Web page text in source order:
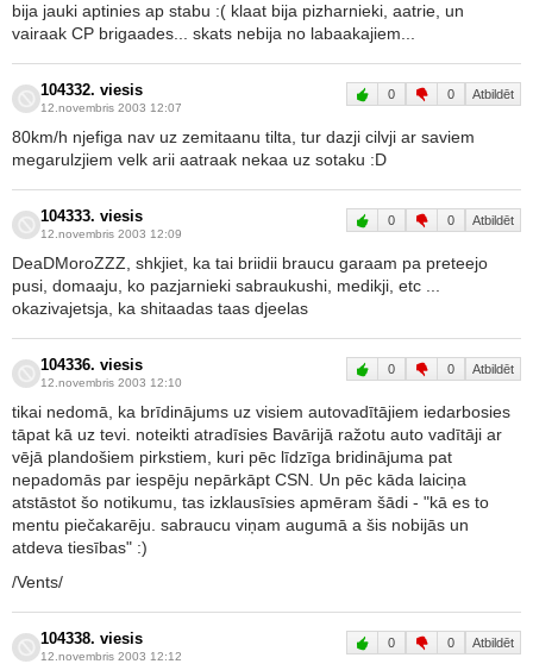
bija jauki aptinies ap stabu :( klaat bija pizharnieki, aatrie, un
vairaak CP brigaades... skats nebija no labaakajiem...
104332. viesis
12.novembris 2003 12:07
0 0 Atbildēt
80km/h njefiga nav uz zemitaanu tilta, tur dazji cilvji ar saviem
megarulzjiem velk arii aatraak nekaa uz sotaku :D
104333. viesis
12.novembris 2003 12:09
0 0 Atbildēt
DeaDMoroZZZ, shkjiet, ka tai briidii braucu garaam pa preteejo
pusi, domaaju, ko pazjarnieki sabraukushi, medikji, etc ...
okazivajetsja, ka shitaadas taas djeelas
104336. viesis
12.novembris 2003 12:10
0 0 Atbildēt
tikai nedomā, ka brīdinājums uz visiem autovadītājiem iedarbosies
tāpat kā uz tevi. noteikti atradīsies Bavārijā ražotu auto vadītāji ar
vējā plandošiem pirkstiem, kuri pēc līdzīga bridinājuma pat
nepadomās par iespēju nepārkāpt CSN. Un pēc kāda laiciņa
atstāstot šo notikumu, tas izklausīsies apmēram šādi - "kā es to
mentu piečakarēju. sabraucu viņam augumā a šis nobijās un
atdeva tiesības" :)
/Vents/
104338. viesis
12.novembris 2003 12:12
0 0 Atbildēt